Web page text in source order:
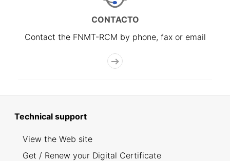
CONTACTO
Contact the FNMT-RCM by phone, fax or email
Technical support
View the Web site
Get / Renew your Digital Certificate